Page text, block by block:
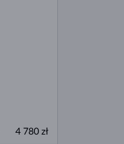
4 780 zł